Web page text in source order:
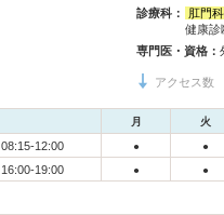
診療科： 肛門科
健康診
専門医・資格：
アクセス数
月 火
08:15-12:00 ● ●
16:00-19:00 ● ●